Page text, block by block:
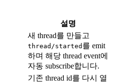
설명
새 thread를 만들고
thread/started 를 emit
하며 해당 thread event에
자동 subscribe합니다.
기존 thread id를 다시 열